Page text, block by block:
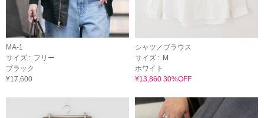
MA-1
サイズ : フリー
ブラック
¥17,600
シャツ／ブラウス
サイズ : M
ホワイト
¥13,860 30%OFF